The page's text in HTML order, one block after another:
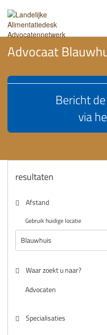
Advocaat
Bericht
via
resultaten
Afstand
Gebruik huidige locatie
Waar zoekt u naar?
Advocaten
Specialisaties